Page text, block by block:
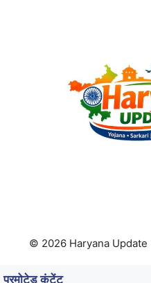
© 2026 Haryana Update